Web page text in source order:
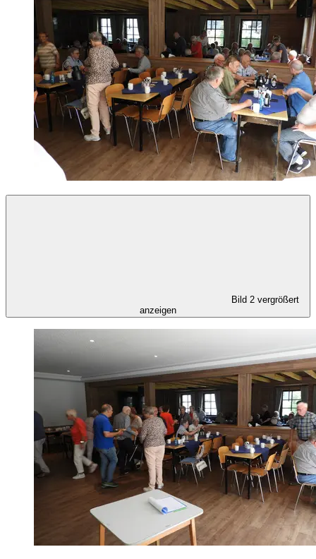
Bild 2 vergrößert
anzeigen